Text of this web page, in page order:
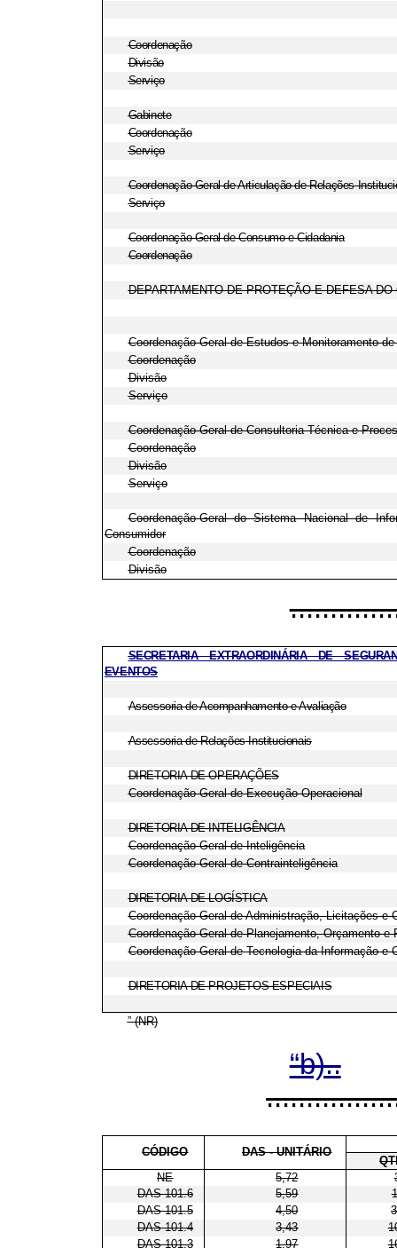
Coordenação
Divisão
Serviço
Gabinete
Coordenação
Serviço
Coordenação-Geral de Articulação de Relações
Serviço
Coordenação-Geral de Consumo e Cidadania
Coordenação
DEPARTAMENTO DE PROTEÇÃO E DEFESA DO
Coordenação-Geral de Estudos e Monitoramento
Coordenação
Divisão
Serviço
Coordenação-Geral de Consultoria Técnica e
Coordenação
Divisão
Serviço
Coordenação-Geral do Sistema Nacional de
Consumidor
Coordenação
Divisão
SECRETARIA EXTRAORDINÁRIA DE
EVENTOS
Assessoria de Acompanhamento e Avaliação
Assessoria de Relações Institucionais
DIRETORIA DE OPERAÇÕES
Coordenação-Geral de Execução Operacional
DIRETORIA DE INTELIGÊNCIA
Coordenação-Geral de Inteligência
Coordenação-Geral de Contrainteligência
DIRETORIA DE LOGÍSTICA
Coordenação-Geral de Administração, Licitações e
Coordenação-Geral de Planejamento, Orçamento e
Coordenação-Geral de Tecnologia da Informação e
DIRETORIA DE PROJETOS ESPECIAIS
” (NR)
“b)..
CÓDIGO DAS - UNITÁRIO
NE
5,72
DAS 101.6
5,59
DAS 101.5
4,50
DAS 101.4
3,43
DAS 101.3
1,97